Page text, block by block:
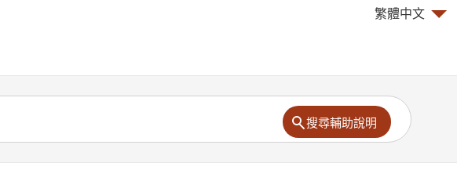
繁體中文
搜尋輔助說明